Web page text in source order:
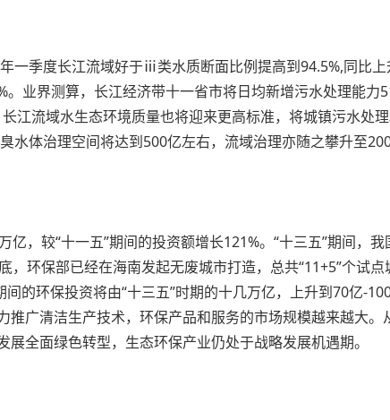
一季度长江流域好于ⅲ类水质断面比例提高到94.5%,同比
业界测算，长江经济带十一省市将日均新增污水处理能力
江流域水生态环境质量也将迎来更高标准，将城镇污水
水体治理空间将达到500亿左右，流域治理亦随之攀升至
亿，较“十一五”期间的投资额增长121%。“十三五”期间
，环保部已经在海南发起无废城市打造，总共“11+5”个试
间的环保投资将由“十三五”时期的十几万亿，上升到70亿-
广清洁生产技术，环保产品和服务的市场规模越来越大。
全面绿色转型，生态环保产业仍处于战略发展机遇期。